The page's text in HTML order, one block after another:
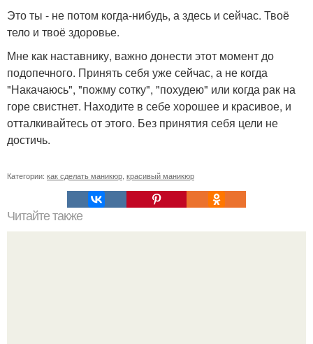
Это ты - не потом когда-нибудь, а здесь и сейчас. Твоё
тело и твоё здоровье.
Мне как наставнику, важно донести этот момент до
подопечного. Принять себя уже сейчас, а не когда
"Накачаюсь", "пожму сотку", "похудею" или когда рак на
горе свистнет. Находите в себе хорошее и красивое, и
отталкивайтесь от этого. Без принятия себя цели не
достичь.
Категории: как сделать маникюр красивый маникюр
Читайте также